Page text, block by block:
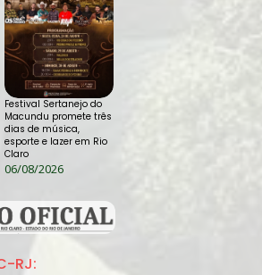
Festival Sertanejo do
Macundu promete três
dias de música,
esporte e lazer em Rio
Claro
06/08/2026
RJ: